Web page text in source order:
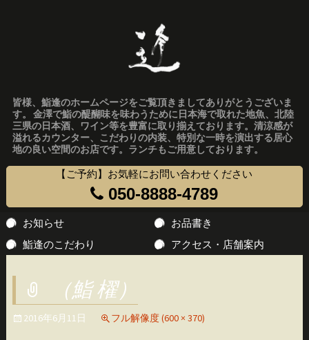
皆様、鮨逢のホームページをご覧頂きましてありがとうございま
す。 金澤で鮨の醍醐味を味わうために日本海で取れた地魚、北陸
三県の日本酒、ワイン等を豊富に取り揃えております。清涼感が
溢れるカウンター、こだわりの内装、特別な一時を演出する居心
地の良い空間のお店です。ランチもご用意しております。
【ご予約】お気軽にお問い合わせください
050-8888-4789
コ
ン
テ
へ
移
お知らせ
お品書き
鮨逢のこだわり
アクセス・店舗案内
（鮨 櫂）
2016年6月11日 フル解像度 (600 × 370)